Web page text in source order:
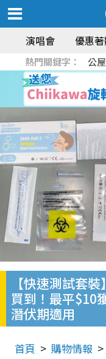
演唱會 優惠
熱門關鍵字： 公
【快速測試套
買到！最平$10
潛伏期適用
首頁 購物情報